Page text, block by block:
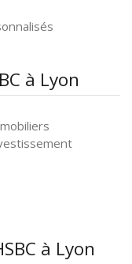
à Lyon
à Lyon